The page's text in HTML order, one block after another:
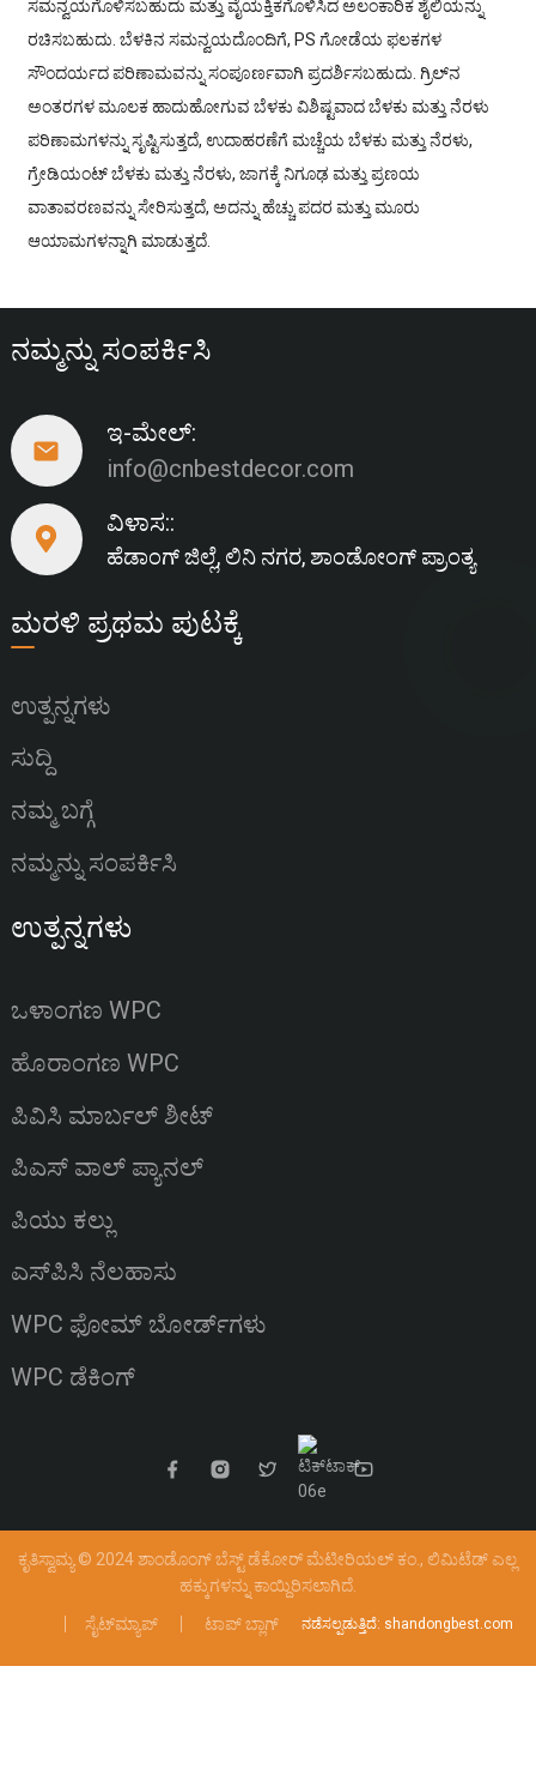
ಸಮನ್ವಯಗೊಳಿಸಬಹುದು ಮತ್ತು ವೈಯಕ್ತಿಕಗೊಳಿಸಿದ ಅಲಂಕಾರಿಕ ಶೈಲಿಯನ್ನು
ರಚಿಸಬಹುದು. ಬೆಳಕಿನ ಸಮನ್ವಯದೊಂದಿಗೆ, PS ಗೋಡೆಯ ಫಲಕಗಳ
ಸೌಂದರ್ಯದ ಪರಿಣಾಮವನ್ನು ಸಂಪೂರ್ಣವಾಗಿ ಪ್ರದರ್ಶಿಸಬಹುದು. ಗ್ರಿಲ್‌ನ
ಅಂತರಗಳ ಮೂಲಕ ಹಾದುಹೋಗುವ ಬೆಳಕು ವಿಶಿಷ್ಟವಾದ ಬೆಳಕು ಮತ್ತು ನೆರಳು
ಪರಿಣಾಮಗಳನ್ನು ಸೃಷ್ಟಿಸುತ್ತದೆ, ಉದಾಹರಣೆಗೆ ಮಚ್ಚೆಯ ಬೆಳಕು ಮತ್ತು ನೆರಳು,
ಗ್ರೇಡಿಯಂಟ್ ಬೆಳಕು ಮತ್ತು ನೆರಳು, ಜಾಗಕ್ಕೆ ನಿಗೂಢ ಮತ್ತು ಪ್ರಣಯ
ವಾತಾವರಣವನ್ನು ಸೇರಿಸುತ್ತದೆ, ಅದನ್ನು ಹೆಚ್ಚು ಪದರ ಮತ್ತು ಮೂರು
ಆಯಾಮಗಳನ್ನಾಗಿ ಮಾಡುತ್ತದೆ.
ನಮ್ಮನ್ನು ಸಂಪರ್ಕಿಸಿ
ಇ-ಮೇಲ್:
info@cnbestdecor.com
ವಿಳಾಸ::
ಹೆಡಾಂಗ್ ಜಿಲ್ಲೆ, ಲಿನಿ ನಗರ, ಶಾಂಡೋಂಗ್ ಪ್ರಾಂತ್ಯ
ಮರಳಿ ಪ್ರಥಮ ಪುಟಕ್ಕೆ
ಉತ್ಪನ್ನಗಳು
ಸುದ್ದಿ
ನಮ್ಮ ಬಗ್ಗೆ
ನಮ್ಮನ್ನು ಸಂಪರ್ಕಿಸಿ
ಉತ್ಪನ್ನಗಳು
ಒಳಾಂಗಣ WPC
ಹೊರಾಂಗಣ WPC
ಪಿವಿಸಿ ಮಾರ್ಬಲ್ ಶೀಟ್
ಪಿಎಸ್ ವಾಲ್ ಪ್ಯಾನಲ್
ಪಿಯು ಕಲ್ಲು
ಎಸ್‌ಪಿಸಿ ನೆಲಹಾಸು
WPC ಫೋಮ್ ಬೋರ್ಡ್‌ಗಳು
WPC ಡೆಕಿಂಗ್
ಕೃತಿಸ್ವಾಮ್ಯ © 2024 ಶಾಂಡೊಂಗ್ ಬೆಸ್ಟ್ ಡೆಕೋರ್ ಮೆಟೀರಿಯಲ್ ಕಂ., ಲಿಮಿಟೆಡ್ಎಲ್ಲ
ಹಕ್ಕುಗಳನ್ನು ಕಾಯ್ದಿರಿಸಲಾಗಿದೆ.
ಸೈಟ್‌ಮ್ಯಾಪ್
ಟಾಪ್ ಬ್ಲಾಗ್ ನಡೆಸಲ್ಪಡುತ್ತಿದೆ: shandongbest.com